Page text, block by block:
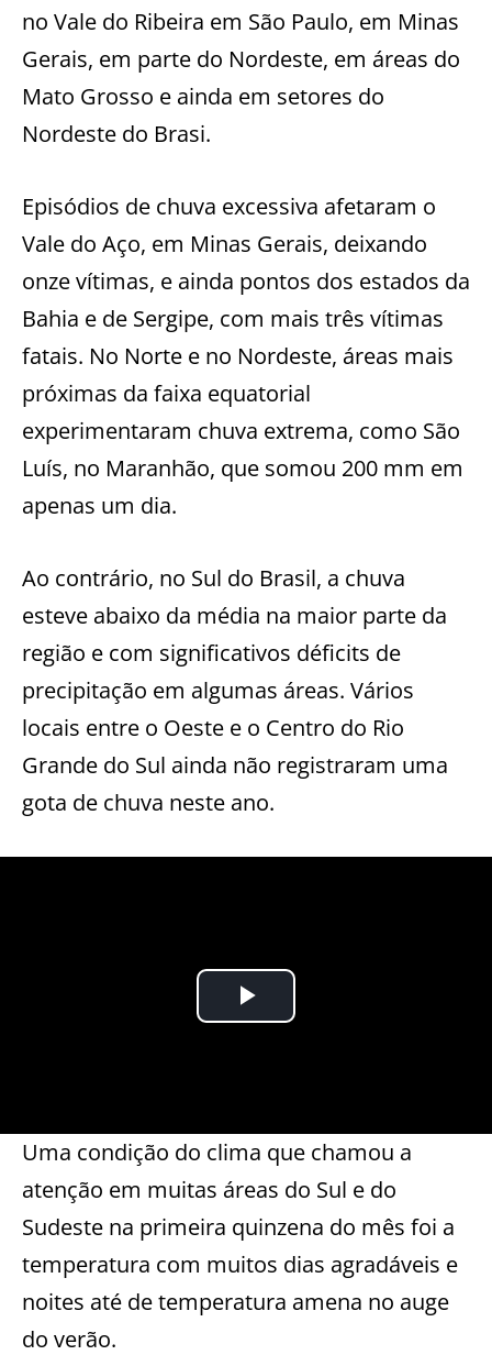
no Vale do Ribeira em São Paulo, em Minas
Gerais, em parte do Nordeste, em áreas do
Mato Grosso e ainda em setores do
Nordeste do Brasi.
Episódios de chuva excessiva afetaram o
Vale do Aço, em Minas Gerais, deixando
onze vítimas, e ainda pontos dos estados da
Bahia e de Sergipe, com mais três vítimas
fatais. No Norte e no Nordeste, áreas mais
próximas da faixa equatorial
experimentaram chuva extrema, como São
Luís, no Maranhão, que somou 200 mm em
apenas um dia.
Ao contrário, no Sul do Brasil, a chuva
esteve abaixo da média na maior parte da
região e com significativos déficits de
precipitação em algumas áreas. Vários
locais entre o Oeste e o Centro do Rio
Grande do Sul ainda não registraram uma
gota de chuva neste ano.
Uma condição do clima que chamou a
atenção em muitas áreas do Sul e do
Sudeste na primeira quinzena do mês foi a
temperatura com muitos dias agradáveis e
noites até de temperatura amena no auge
do verão.